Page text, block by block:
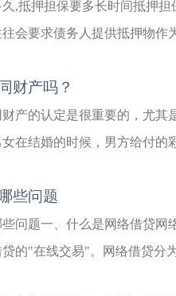
,抵押担保要多长时间抵押
会要求债务人提供抵押物作
财产吗？
产的认定是很重要的，尤
在结婚的时候，男方给付
些问题
问题一、什么是网络借贷
的"在线交易"。网络借贷分